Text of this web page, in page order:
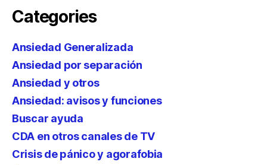
Categories
Ansiedad Generalizada
Ansiedad por separación
Ansiedad y otros
Ansiedad: avisos y funciones
Buscar ayuda
CDA en otros canales de TV
Crisis de pánico y agorafobia